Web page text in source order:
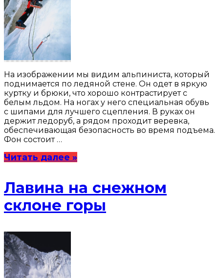
На изображении мы видим альпиниста, который
поднимается по ледяной стене. Он одет в яркую
куртку и брюки, что хорошо контрастирует с
белым льдом. На ногах у него специальная обувь
с шипами для лучшего сцепления. В руках он
держит ледоруб, а рядом проходит веревка,
обеспечивающая безопасность во время подъема.
Фон состоит …
Читать далее »
Лавина на снежном
склоне горы